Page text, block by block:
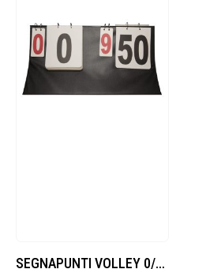
SEGNAPUNTI VOLLEY 0/50